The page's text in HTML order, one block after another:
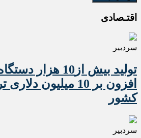
اقتـصادی
سردبیر
تولید بیش از10
افزون بر 10 میلیون
کشور
سردبیر